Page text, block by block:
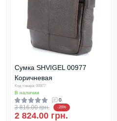
Сумка SHVIGEL 00977
Коричневая
Код товара: 00977
В наличии
0
3 816.00 грн. -26%
2 824.00 грн.